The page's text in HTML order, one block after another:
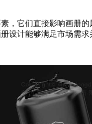
，它们直接影响画册
设计能够满足市场需求